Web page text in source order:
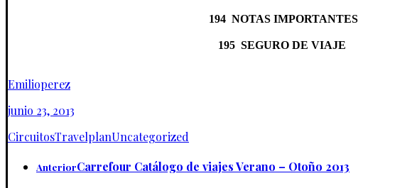
194 NOTAS IMPORTANTES
195 SEGURO DE VIAJE
Emilioperez
junio 23, 2013
CircuitosTravelplanUncategorized
AnteriorCarrefour Catálogo de viajes Verano – Otoño 2013